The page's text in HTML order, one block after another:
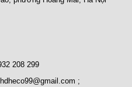
208 299
;